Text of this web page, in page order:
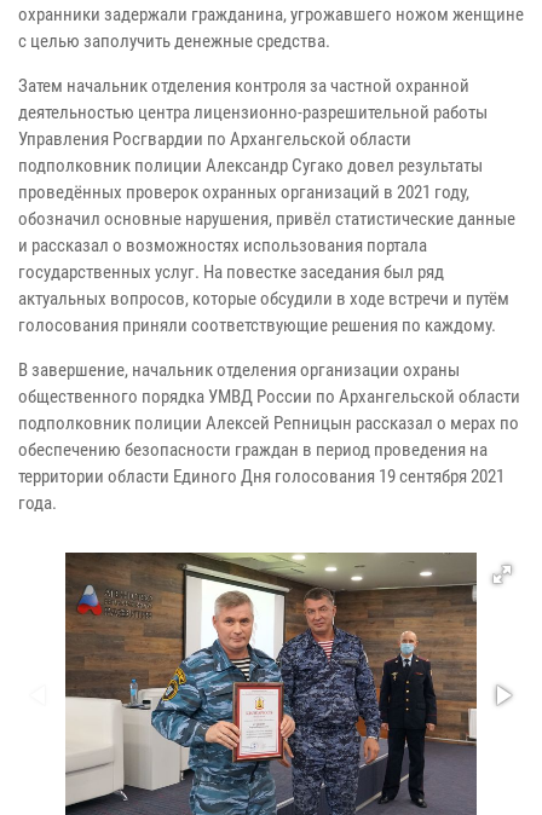
охранники задержали гражданина, угрожавшего ножом женщине
с целью заполучить денежные средства.
Затем начальник отделения контроля за частной охранной
деятельностью центра лицензионно-разрешительной работы
Управления Росгвардии по Архангельской области
подполковник полиции Александр Сугако довел результаты
проведённых проверок охранных организаций в 2021 году,
обозначил основные нарушения, привёл статистические данные
и рассказал о возможностях использования портала
государственных услуг. На повестке заседания был ряд
актуальных вопросов, которые обсудили в ходе встречи и путём
голосования приняли соответствующие решения по каждому.
В завершение, начальник отделения организации охраны
общественного порядка УМВД России по Архангельской области
подполковник полиции Алексей Репницын рассказал о мерах по
обеспечению безопасности граждан в период проведения на
территории области Единого Дня голосования 19 сентября 2021
года.